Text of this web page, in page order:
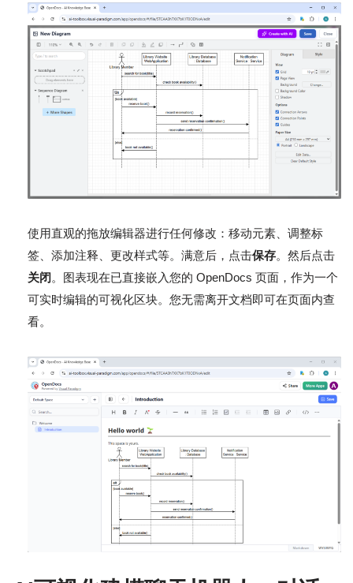
使用直观的拖放编辑器进行任何修改：移动元素、调整标
签、添加注释、更改样式等。满意后，点击保存。然后点击
关闭。图表现在已直接嵌入您的 OpenDocs 页面，作为一个
可实时编辑的可视化区块。您无需离开文档即可在页面内查
看。